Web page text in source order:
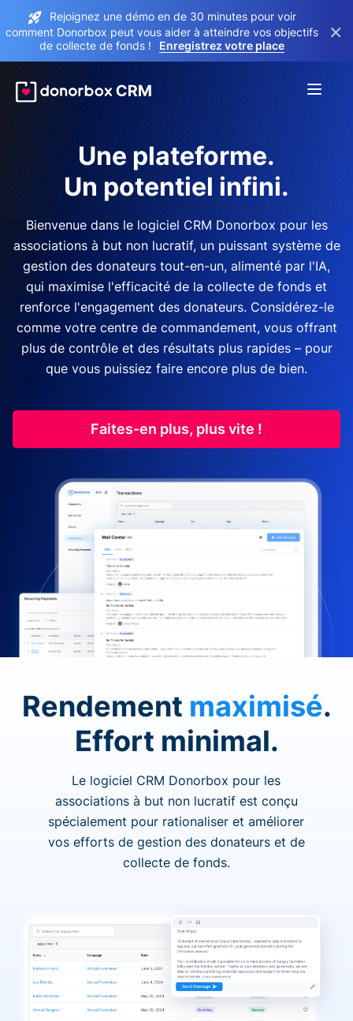
Rejoignez une démo en de 30 minutes pour voir
comment Donorbox peut vous aider à atteindre vos objectifs
de collecte de fonds !
Enregistrez votre place
×
Une plateforme.
Un potentiel infini.
Bienvenue dans le logiciel CRM Donorbox pour les
associations à but non lucratif, un puissant système de
gestion des donateurs tout-en-un, alimenté par l'IA,
qui maximise l'efficacité de la collecte de fonds et
renforce l'engagement des donateurs. Considérez-le
comme votre centre de commandement, vous offrant
plus de contrôle et des résultats plus rapides – pour
que vous puissiez faire encore plus de bien.
Faites-en plus, plus vite !
Rendement maximisé.
Effort minimal.
Le logiciel CRM Donorbox pour les
associations à but non lucratif est conçu
spécialement pour rationaliser et améliorer
vos efforts de gestion des donateurs et de
collecte de fonds.